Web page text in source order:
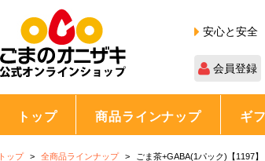
安心と安全
会員登録
トップ 商品ラインナップ ギ
トップ 全商品ラインナップ ごま茶+GABA(1パック)【1197】